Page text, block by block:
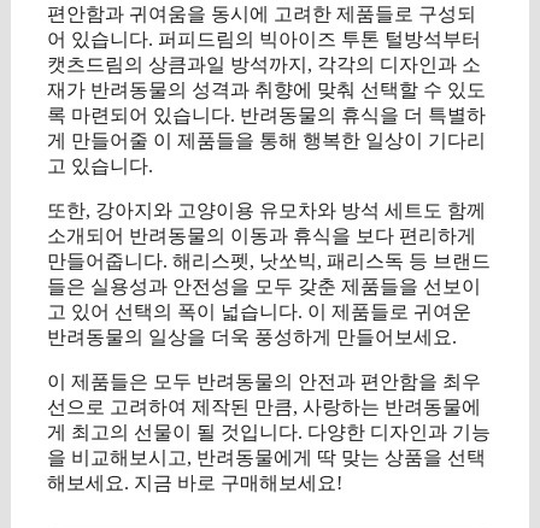
편안함과 귀여움을 동시에 고려한 제품들로 구성되
어 있습니다. 퍼피드림의 빅아이즈 투톤 털방석부터
캣츠드림의 상큼과일 방석까지, 각각의 디자인과 소
재가 반려동물의 성격과 취향에 맞춰 선택할 수 있도
록 마련되어 있습니다. 반려동물의 휴식을 더 특별하
게 만들어줄 이 제품들을 통해 행복한 일상이 기다리
고 있습니다.
또한, 강아지와 고양이용 유모차와 방석 세트도 함께
소개되어 반려동물의 이동과 휴식을 보다 편리하게
만들어줍니다. 해리스펫, 낫쏘빅, 패리스독 등 브랜드
들은 실용성과 안전성을 모두 갖춘 제품들을 선보이
고 있어 선택의 폭이 넓습니다. 이 제품들로 귀여운
반려동물의 일상을 더욱 풍성하게 만들어보세요.
이 제품들은 모두 반려동물의 안전과 편안함을 최우
선으로 고려하여 제작된 만큼, 사랑하는 반려동물에
게 최고의 선물이 될 것입니다. 다양한 디자인과 기능
을 비교해보시고, 반려동물에게 딱 맞는 상품을 선택
해보세요. 지금 바로 구매해보세요!